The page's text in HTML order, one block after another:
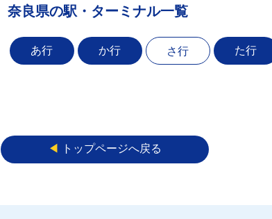
奈良県の駅・ターミナル一覧
あ行 か行 さ行 た行
◀︎ トップページへ戻る